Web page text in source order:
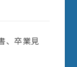
、卒業見